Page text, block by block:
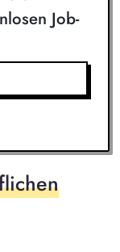
Job-